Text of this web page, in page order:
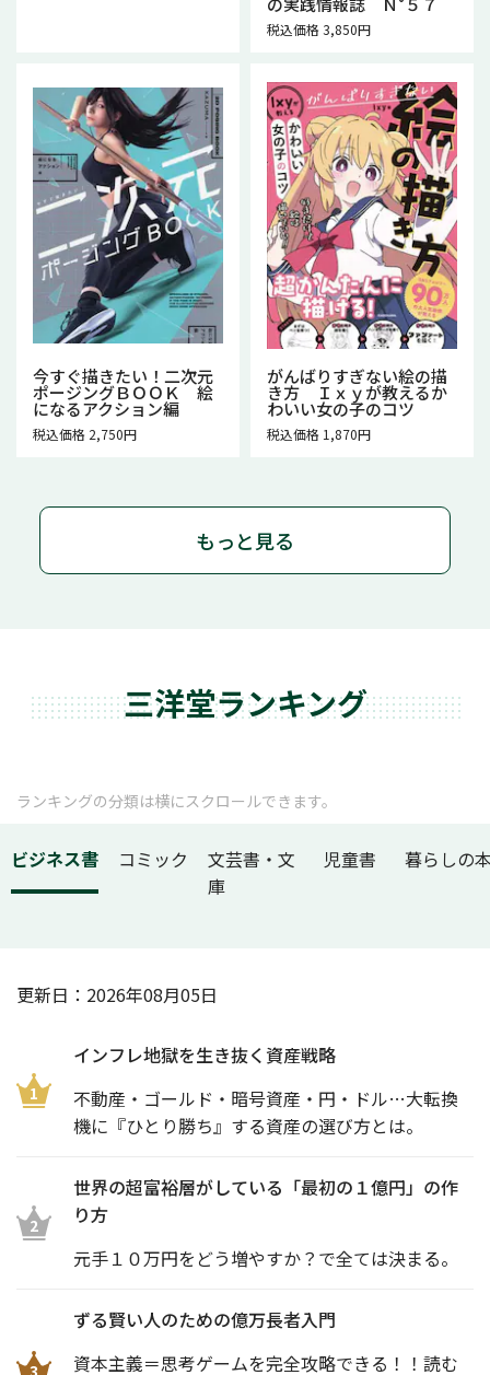
税込価格 3,850円
今すぐ描きたい！二次元
ポージングＢＯＯＫ 絵
になるアクション編
税込価格 2,750円
がんばりすぎない絵の描
き方 Ｉｘｙが教えるか
わいい女の子のコツ
税込価格 1,870円
もっと見る
三洋堂ランキング
ランキングの分類は横にスクロールできます。
ビジネス書 コミック
文芸書・文
庫
児童書 暮らしの
更新日： 2026年08月05日
1
インフレ地獄を生き抜く資産戦略
不動産・ゴールド・暗号資産・円・ドル…大転換
機に『ひとり勝ち』する資産の選び方とは。
2
世界の超富裕層がしている「最初の１億円」の作
り方
元手１０万円をどう増やすか？で全ては決まる。
ずる賢い人のための億万長者入門
資本主義＝思考ゲームを完全攻略できる！！読む